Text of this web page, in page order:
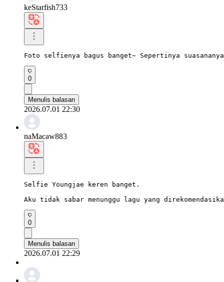
keStarfish733
Foto selfienya bagus banget~ Sepertinya
0
Menulis balasan
2026.07.01 22:30
naMacaw883
Selfie Youngjae keren banget.
Aku tidak sabar menunggu lagu yang
0
Menulis balasan
2026.07.01 22:29